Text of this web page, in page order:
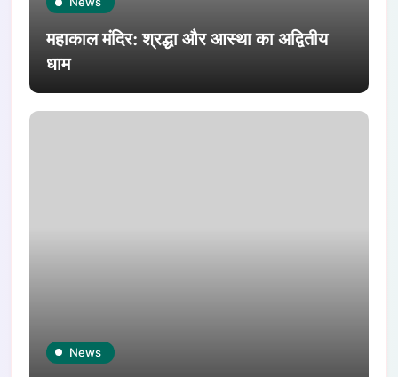
महाकाल मंदिर: श्रद्धा और आस्था का अद्वितीय
धाम
News